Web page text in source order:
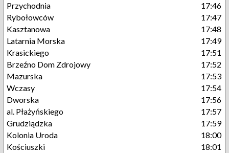
Przychodnia
17:46
Rybołowców
17:47
Kasztanowa
17:48
Latarnia Morska
17:49
Krasickiego
17:51
Brzeźno Dom Zdrojowy
17:52
Mazurska
17:53
Wczasy
17:54
Dworska
17:56
al. Płażyńskiego
17:57
Grudziądzka
17:59
Kolonia Uroda
18:00
Kościuszki
18:01